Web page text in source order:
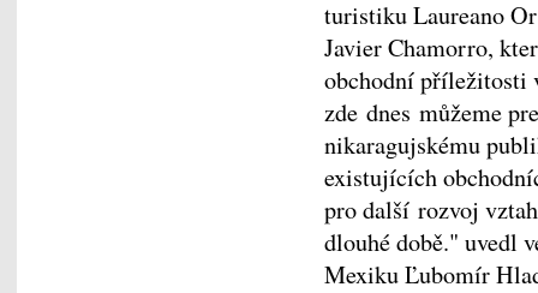
turistiku Laureano
Javier Chamorro,
obchodní příležitosti
zde dnes můžeme
nikaragujskému
existujících
pro další rozvoj
dlouhé době." uvedl
Mexiku Ľubomír